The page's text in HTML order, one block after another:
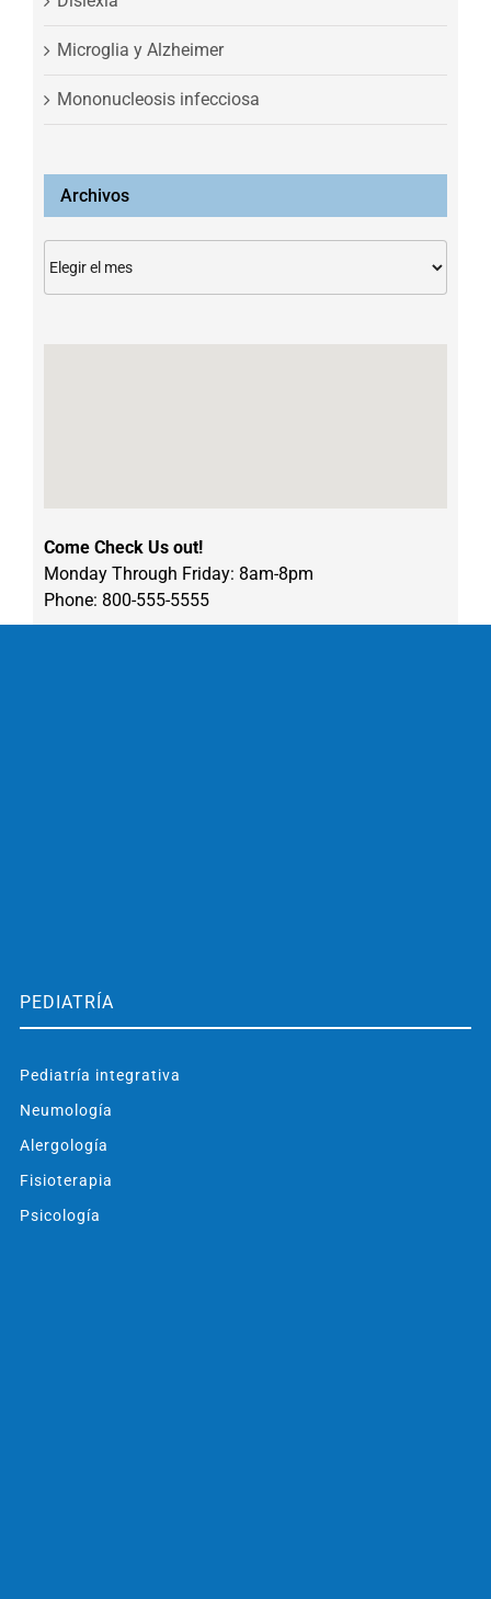
Microglia y Alzheimer
Mononucleosis infecciosa
Archivos
Come Check Us out!
Monday Through Friday: 8am-8pm
Phone: 800-555-5555
PEDIATRÍA
Pediatría integrativa
Neumología
Alergología
Fisioterapia
Psicología